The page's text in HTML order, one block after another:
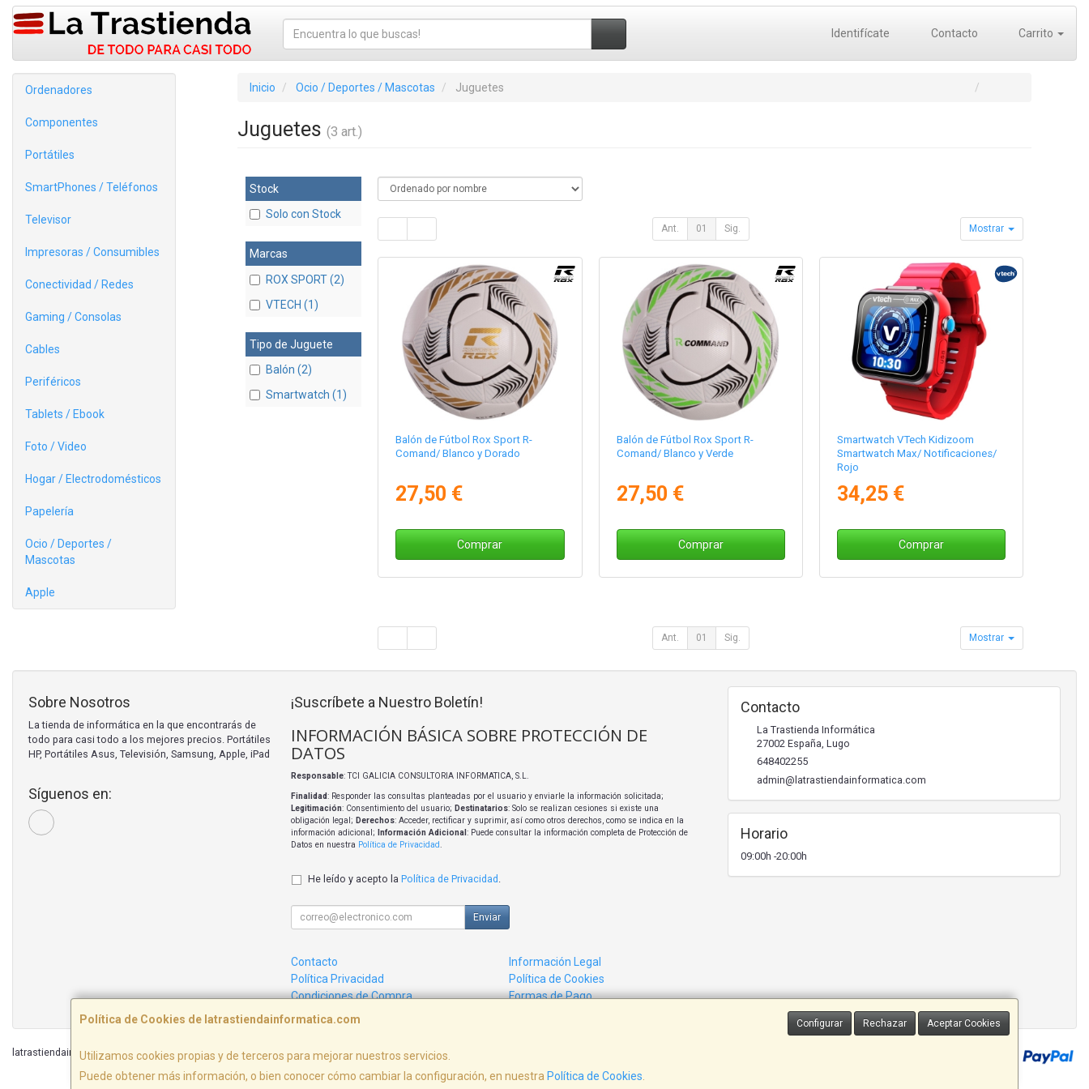
Identifícate Contacto Carrito
Ordenadores
Componentes
Portátiles
SmartPhones / Teléfonos
Televisor
Impresoras / Consumibles
Conectividad / Redes
Gaming / Consolas
Cables
Periféricos
Tablets / Ebook
Foto / Video
Hogar / Electrodomésticos
Papelería
Ocio / Deportes /
Mascotas
Apple
Inicio Ocio / Deportes / Mascotas Juguetes
Juguetes (3 art.)
Stock
Solo con Stock
Marcas
ROX SPORT (2)
VTECH (1)
Tipo de Juguete
Balón (2)
Smartwatch (1)
Ant. 01 Sig. Mostrar
Balón de Fútbol Rox Sport R-
Comand/ Blanco y Dorado
27,50 €
Comprar
Balón de Fútbol Rox Sport R-
Comand/ Blanco y Verde
27,50 €
Comprar
Smartwatch VTech Kidizoom
Smartwatch Max/ Notificaciones/
Rojo
34,25 €
Comprar
Ant. 01 Sig. Mostrar
Política de Cookies de latrastiendainformatica.com Configurar Rechazar Aceptar Cookies
Utilizamos cookies propias y de terceros para mejorar nuestros servicios.
Puede obtener más información, o bien conocer cómo cambiar la configuración, en nuestra Política de Cookies
Sobre Nosotros
La tienda de informática en la que encontrarás de
todo para casi todo a los mejores precios. Portátiles
HP, Portátiles Asus, Televisión, Samsung, Apple, iPad
Síguenos en:
¡Suscríbete a Nuestro Boletín!
INFORMACIÓN BÁSICA SOBRE PROTECCIÓN DE
DATOS
Responsable: TCI GALICIA CONSULTORIA INFORMATICA, S.L.
Finalidad: Responder las consultas planteadas por el usuario y enviarle la información solicitada;
Legitimación: Consentimiento del usuario; Destinatarios: Solo se realizan cesiones si existe una
obligación legal; Derechos: Acceder, rectificar y suprimir, así como otros derechos, como se indica en la
información adicional;
Información Adicional : Puede consultar la información completa de Protección de
Datos en nuestra Política de Privacidad
He leído y acepto la Política de Privacidad .
Enviar
Contacto
Información Legal
Política Privacidad
Política de Cookies
Condiciones de Compra
Formas de Pago
Contacto
La Trastienda Informática
27002 España, Lugo
648402255
admin@latrastiendainformatica.com
Horario
09:00h -20:00h
latrastiendainformatica.com © 2026
, , , , España. - C.I.F.: B27380831 - Tfno: